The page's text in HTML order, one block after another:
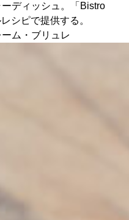
ディッシュ。「Bistro
シピで提供する。
ム・ブリュレ